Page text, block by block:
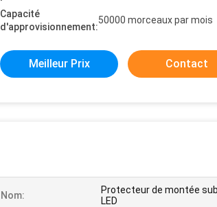
Capacité
d'approvisionnement:
50000 morceaux par mois
Meilleur Prix Contact
Nom:
Protecteur de montée
LED